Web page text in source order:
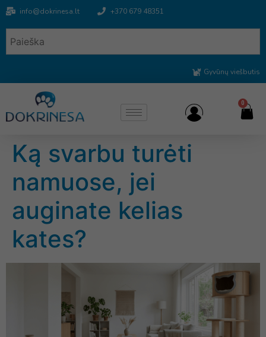
info@dokrinesa.lt +370 679 48351
Gyvūnų viešbutis
0
Ką svarbu turėti
namuose, jei
auginate kelias
kates?